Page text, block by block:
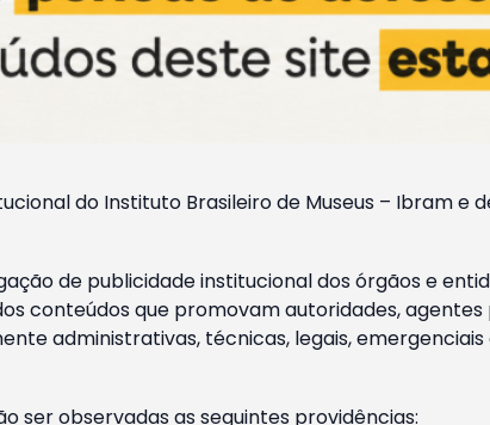
do Instituto Brasileiro de Museus – Ibram e
de publicidade institucional dos órgãos e
conteúdos que promovam autoridades,
administrativas, técnicas, legais,
ser observadas as seguintes providências: